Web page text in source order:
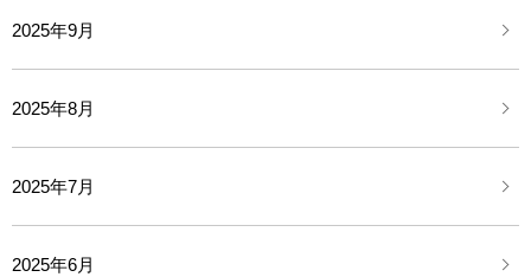
2025年9月
2025年8月
2025年7月
2025年6月